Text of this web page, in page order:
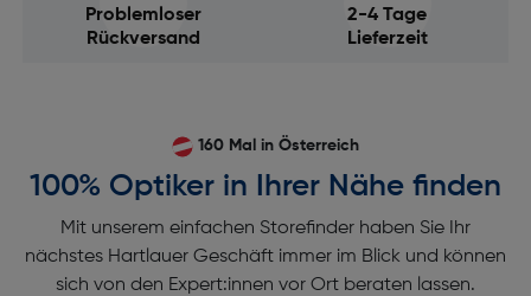
Problemloser
Rückversand
2-4 Tage
Lieferzeit
160 Mal in Österreich
100% Optiker in Ihrer Nähe finden
Mit unserem einfachen Storefinder haben Sie Ihr
nächstes Hartlauer Geschäft immer im Blick und können
sich von den Expert:innen vor Ort beraten lassen.